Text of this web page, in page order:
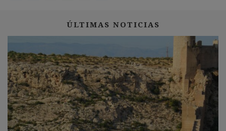
ÚLTIMAS NOTICIAS